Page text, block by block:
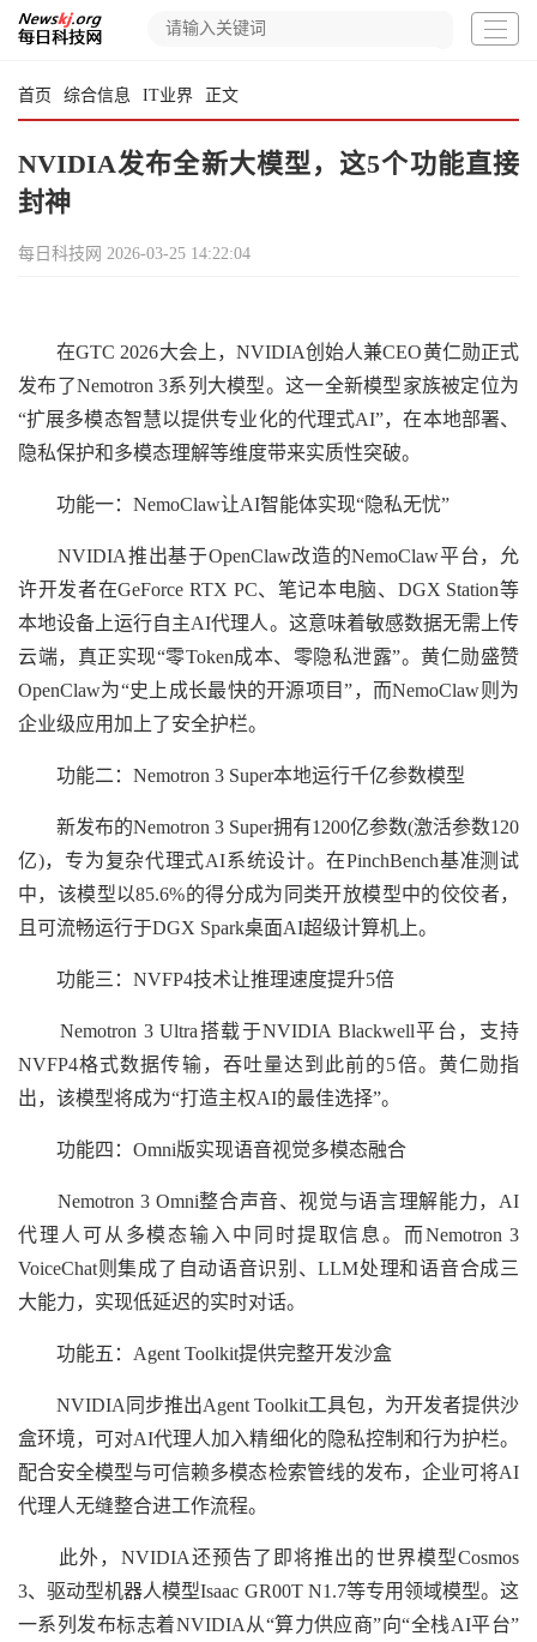
首页 综合信息 IT业界 正文
NVIDIA发布全新大模型，这5个功能直接
封神
每日科技网 2026-03-25 14:22:04
在GTC 2026大会上，NVIDIA创始人兼CEO黄仁勋正式
发布了Nemotron 3系列大模型。这一全新模型家族被定位为
“扩展多模态智慧以提供专业化的代理式AI”，在本地部署、
隐私保护和多模态理解等维度带来实质性突破。
功能一：NemoClaw让AI智能体实现“隐私无忧”
NVIDIA推出基于OpenClaw改造的NemoClaw平台，允
许开发者在GeForce RTX PC、笔记本电脑、DGX Station等
本地设备上运行自主AI代理人。这意味着敏感数据无需上传
云端，真正实现“零Token成本、零隐私泄露”。黄仁勋盛赞
OpenClaw为“史上成长最快的开源项目”，而NemoClaw则为
企业级应用加上了安全护栏。
功能二：Nemotron 3 Super本地运行千亿参数模型
新发布的Nemotron 3 Super拥有1200亿参数(激活参数120
亿)，专为复杂代理式AI系统设计。在PinchBench基准测试
中，该模型以85.6%的得分成为同类开放模型中的佼佼者，
且可流畅运行于DGX Spark桌面AI超级计算机上。
功能三：NVFP4技术让推理速度提升5倍
Nemotron 3 Ultra搭载于NVIDIA Blackwell平台，支持
NVFP4格式数据传输，吞吐量达到此前的5倍。黄仁勋指
出，该模型将成为“打造主权AI的最佳选择”。
功能四：Omni版实现语音视觉多模态融合
Nemotron 3 Omni整合声音、视觉与语言理解能力，AI
代理人可从多模态输入中同时提取信息。而Nemotron 3
VoiceChat则集成了自动语音识别、LLM处理和语音合成三
大能力，实现低延迟的实时对话。
功能五：Agent Toolkit提供完整开发沙盒
NVIDIA同步推出Agent Toolkit工具包，为开发者提供沙
盒环境，可对AI代理人加入精细化的隐私控制和行为护栏。
配合安全模型与可信赖多模态检索管线的发布，企业可将AI
代理人无缝整合进工作流程。
此外，NVIDIA还预告了即将推出的世界模型Cosmos
3、驱动型机器人模型Isaac GR00T N1.7等专用领域模型。这
一系列发布标志着NVIDIA从“算力供应商”向“全栈AI平台”